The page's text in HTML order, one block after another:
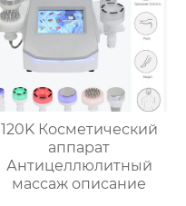
120K Косметический
аппарат
Антицеллюлитный
массаж описание